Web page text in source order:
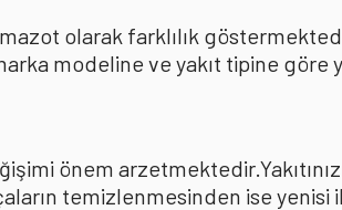
olarak farklılık
modeline ve yakıt tipine
önem
temizlenmesinden ise